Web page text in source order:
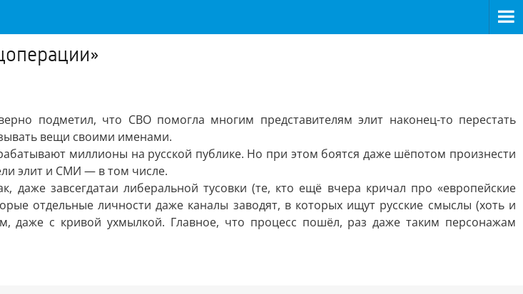
подметил, что СВО помогла многим представителям элит наконец-то перестать
вещи своими именами.
миллионы на русской публике. Но при этом боятся даже шёпотом произнести
элит и СМИ — в том числе.
даже завсегдатаи либеральной тусовки (те, кто ещё вчера кричал про «европейские
отдельные личности даже каналы заводят, в которых ищут русские смыслы (хоть и
даже с кривой ухмылкой. Главное, что процесс пошёл, раз даже таким персонажам